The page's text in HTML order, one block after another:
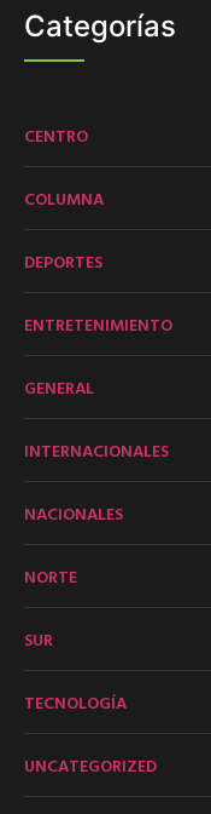
Categorías
CENTRO
COLUMNA
DEPORTES
ENTRETENIMIENTO
GENERAL
INTERNACIONALES
NACIONALES
NORTE
SUR
TECNOLOGÍA
UNCATEGORIZED